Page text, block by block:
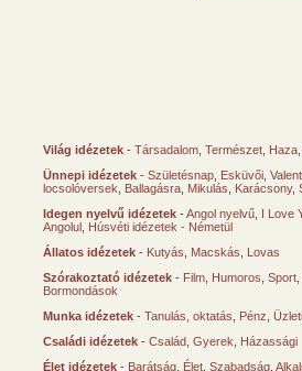
Világ idézetek - Társadalom Természet Haza
Ünnepi idézetek - Születésnap Esküvői
locsolóversek
Ballagásra Mikulás Karácsony,
Idegen nyelvű idézetek -Angol nyelvű I Love
Angolul Húsvéti idézetek - Németül
Állatos idézetek - Kutyás Macskás
Lovas
Szórakoztató idézetek - Film Humoros Sport
Bormondások
Munka idézetek - Tanulás, oktatás Pénz Üzleti
Családi idézetek - Család Gyerek
Házassági
Élet idézetek - Barátság Élet Szabadság